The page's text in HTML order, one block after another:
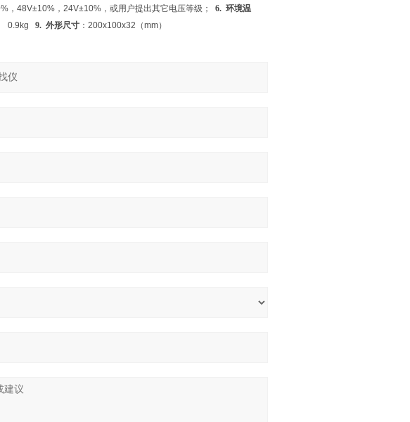
，48V±10%，24V±10%，或用户提出其它电压等级； 6. 环境温
0.9kg 9. 外形尺寸 ：200x100x32（mm）